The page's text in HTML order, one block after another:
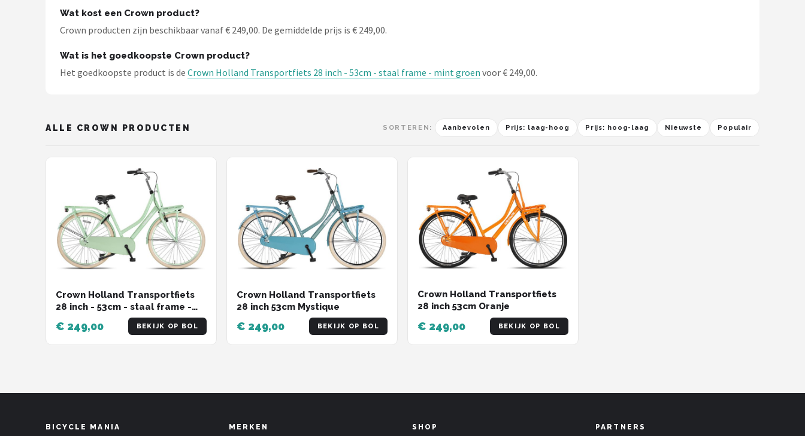
Wat kost een Crown product?
Crown producten zijn beschikbaar vanaf € 249,00. De gemiddelde prijs is € 249,00.
Wat is het goedkoopste Crown product?
Het goedkoopste product is de Crown Holland Transportfiets 28 inch - 53cm - staal frame - mint groen voor € 249,00.
ALLE CROWN PRODUCTEN SORTEREN: Aanbevolen Prijs: laag-hoog Prijs: hoog-laag Nieuwste Populair
Crown Holland Transportfiets
28 inch - 53cm - staal frame -
€ 249,00 BEKIJK OP BOL
Crown Holland Transportfiets
28 inch 53cm Mystique
€ 249,00 BEKIJK OP BOL
Crown Holland Transportfiets
28 inch 53cm Oranje
€ 249,00 BEKIJK OP BOL
BICYCLE MANIA MERKEN SHOP PARTNERS